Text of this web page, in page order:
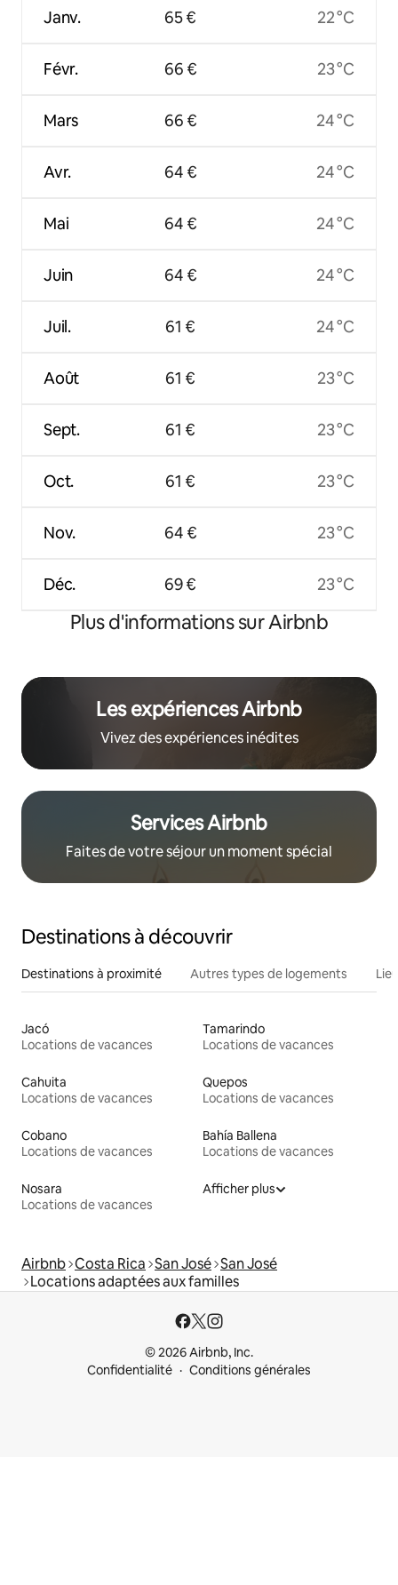
Janv.
Févr.
Mars
Avr.
Mai
Juin
Juil.
Août
Sept.
Oct.
Nov.
Déc.
65 €
66 €
66 €
64 €
64 €
64 €
61 €
61 €
61 €
61 €
64 €
69 €
22 °C
23 °C
24 °C
24 °C
24 °C
24 °C
24 °C
23 °C
23 °C
23 °C
23 °C
23 °C
Plus d'informations sur Airbnb
Les expériences Airbnb
Vivez des expériences inédites
Services Airbnb
Faites de votre séjour un moment spécial
Destinations à découvrir
Destinations à proximité Autres types de logements
Jacó
Locations de vacances
Tamarindo
Locations de vacances
Cahuita
Locations de vacances
Quepos
Locations de vacances
Cobano
Locations de vacances
Bahía Ballena
Locations de vacances
Nosara
Locations de vacances
Afficher plus
Airbnb Costa Rica San José San José
Locations adaptées aux familles
© 2026 Airbnb, Inc.
Confidentialité
Conditions générales